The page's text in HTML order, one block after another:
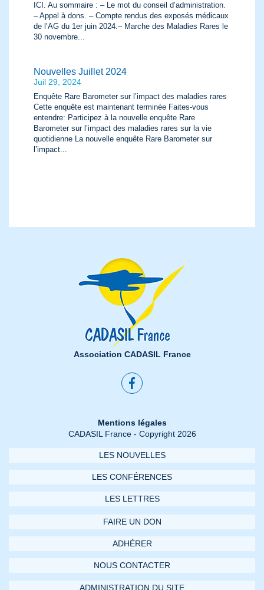
ICI. Au sommaire : – Le mot du conseil d’administration.
– Appel à dons. – Compte rendus des exposés médicaux
de l’AG du 1er juin 2024.– Marche des Maladies Rares le
30 novembre...
Nouvelles Juillet 2024
Juil 29, 2024
Enquête Rare Barometer sur l’impact des maladies rares
Cette enquête est maintenant terminée Faites-vous
entendre: Participez à la nouvelle enquête Rare
Barometer sur l’impact des maladies rares sur la vie
quotidienne La nouvelle enquête Rare Barometer sur
l’impact...
Association CADASIL France
Mentions légales
CADASIL France - Copyright 2026
LES NOUVELLES
LES CONFÉRENCES
LES LETTRES
FAIRE UN DON
ADHÉRER
NOUS CONTACTER
ADMINISTRATION DU SITE